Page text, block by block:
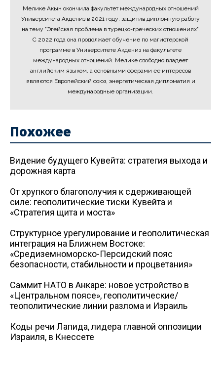
Мелике Акын окончила факультет международных отношений
Университета Акдениз в 2021 году, защитив дипломную работу
на тему "Эгейская проблема в турецко-греческих отношениях".
С 2022 года она продолжает обучение по магистерской
программе в Университете Акдениз на факультете
международных отношений. Мелике свободно владеет
английским языком, а основными сферами ее интересов
являются Европейский союз, энергетическая дипломатия и
международные организации.
Похожее
Видение будущего Кувейта: стратегия выхода и
дорожная карта
От хрупкого благополучия к сдерживающей
силе: геополитические тиски Кувейта и
«Стратегия щита и моста»
Структурное урегулирование и геополитическая
интеграция на Ближнем Востоке:
«Средиземноморско-Персидский пояс
безопасности, стабильности и процветания»
Саммит НАТО в Анкаре: новое устройство в
«Центральном поясе», геополитические/
теополитические линии разлома и Израиль
Коды речи Лапида, лидера главной оппозиции
Израиля, в Кнессете